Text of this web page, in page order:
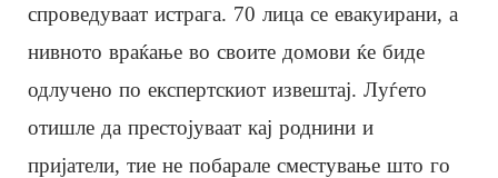
спроведуваат истрага. 70 лица се евакуирани, а
нивното враќање во своите домови ќе биде
одлучено по експертскиот извештај. Луѓето
отишле да престојуваат кај роднини и
пријатели, тие не побарале сместување што го